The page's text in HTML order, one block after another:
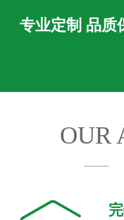
专业定制 品质
OUR